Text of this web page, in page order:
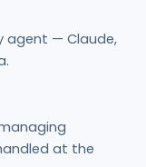
agent — Claude,
at the